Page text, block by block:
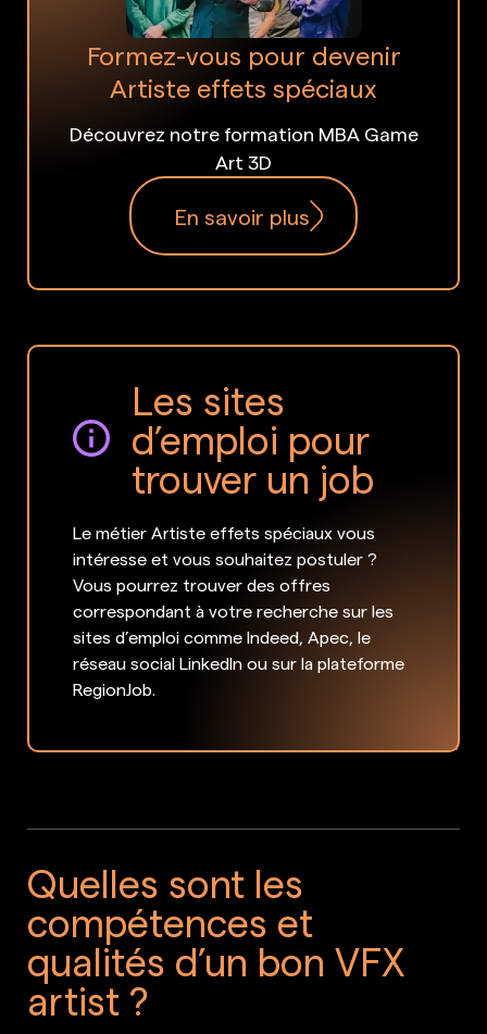
Formez-vous pour devenir
Artiste effets spéciaux
Découvrez notre formation MBA Game
Art 3D
En savoir plus
Les sites
d’emploi pour
trouver un job
Le métier Artiste effets spéciaux vous
intéresse et vous souhaitez postuler ?
Vous pourrez trouver des offres
correspondant à votre recherche sur les
sites d’emploi comme Indeed, Apec, le
réseau social LinkedIn ou sur la plateforme
RegionJob.
Quelles sont les
compétences et
qualités d’un bon VFX
artist ?